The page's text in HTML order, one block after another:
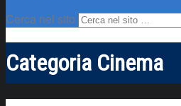
Cerca nel sito
Categoria Cinema